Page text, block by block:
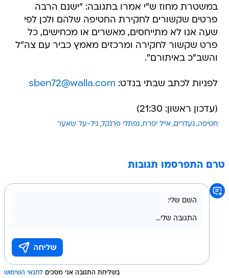
במשטרת מחוז ש"י אמרו בתגובה: "ישנם הרבה
פרטים שקשורים לחקירת החטיפה שלהם ולכן לפי
שעה אנו לא מתייחסים, מאשרים או מכחישים, כל
פרט שקשור לחקירה ומרכזים מאמץ כביר עם צה"ל
והשב"כ באיתורם".
לפניות לכתב שבתי בנדט: sben72@walla.com
(עדכון ראשון: 21:30)
חטיפה נעדרים אייל יפרח נפתלי פרנקל גיל-עד שאער
טרם התפרסמו תגובות
בשליחת התגובה אני מסכים לתנאי השימוש